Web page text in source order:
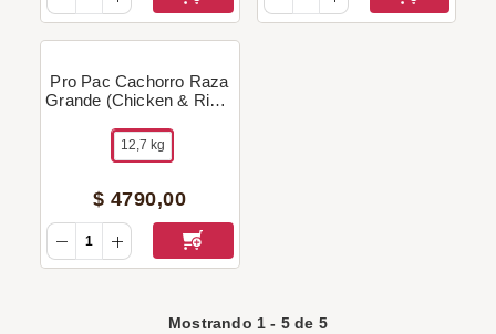
Pro Pac Cachorro Raza
Grande (Chicken & Rice)
12,7 kg
$ 4790,00
Mostrando 1 - 5 de 5